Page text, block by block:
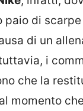
paio di
di un
i
che la
momento